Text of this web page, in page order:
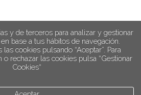
y de terceros para analizar y gestionar
base a tus hábitos de navegación.
las cookies pulsando “Aceptar”. Para
rechazar las cookies pulsa “Gestionar
Cookies“